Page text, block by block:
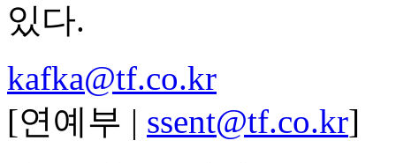
있다.
kafka@tf.co.kr
[연예부 | ssent@tf.co.kr]